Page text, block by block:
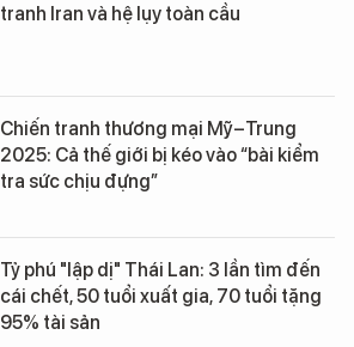
tranh Iran và hệ lụy toàn cầu
Chiến tranh thương mại Mỹ–Trung
2025: Cả thế giới bị kéo vào “bài kiểm
tra sức chịu đựng”
Tỷ phú "lập dị" Thái Lan: 3 lần tìm đến
cái chết, 50 tuổi xuất gia, 70 tuổi tặng
95% tài sản